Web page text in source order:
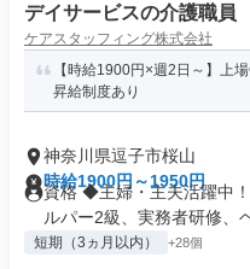
デイサービスの介護職員
ケアスタッフィング株式会社
【時給1900円×週2日～】上
昇給制度あり
神奈川県逗子市桜山
時給1900円～1950円
資格 ◆主婦・主夫活躍中
ルパー2級、実務者研修、
短期（3ヵ月以内） +28個